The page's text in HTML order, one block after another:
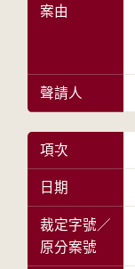
案由
聲請人
項次
日期
裁定字號／
原分案號